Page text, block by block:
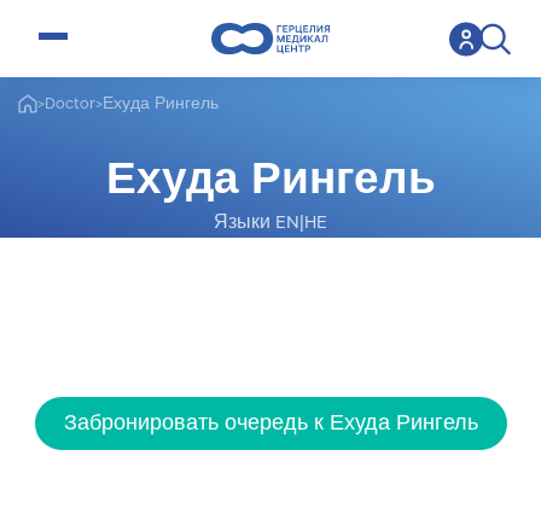
>Doctor>Ехуда Рингель
Ехуда Рингель
Языки EN|HE
Забронировать очередь к Ехуда Рингель